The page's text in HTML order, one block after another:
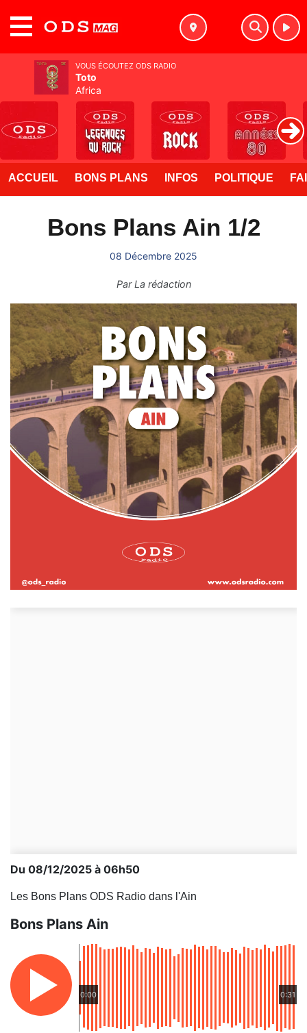
ACCUEIL BONS PLANS INFOS POLITIQUE
Bons Plans Ain 1/2
08 Décembre 2025
ParLa rédaction
Du 08/12/2025 à 06h50
Les Bons Plans ODS Radio dans l'Ain
Bons Plans Ain
0:00 0:31
VOUS ÉCOUTEZ ODS RADIO
Toto
Africa